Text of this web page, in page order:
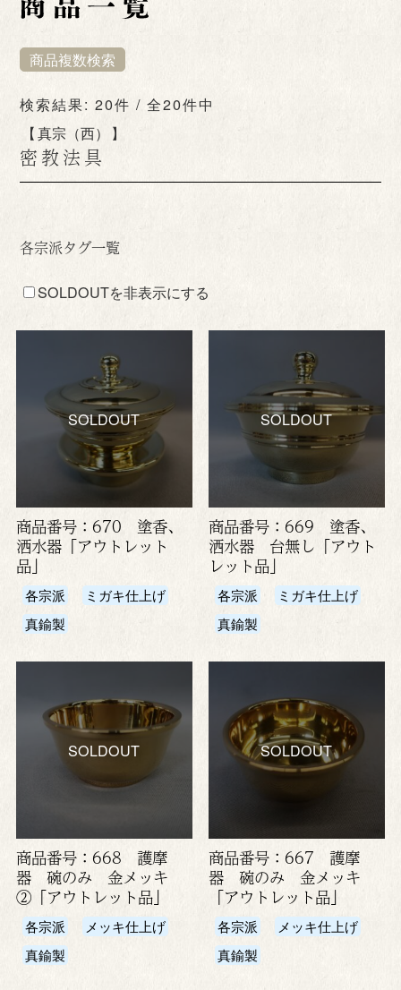
商品複数検索
密教法具
真宗（西）
検索結果: 20件 / 全20件中
各宗派タグ一覧
SOLDOUTを非表示にする
SOLDOUT
商品番号：670 塗香、
洒水器「アウトレット
品」
各宗派
ミガキ仕上げ
真鍮製
SOLDOUT
商品番号：669 塗香、
洒水器 台無し「アウト
レット品」
各宗派
ミガキ仕上げ
真鍮製
SOLDOUT
商品番号：668 護摩
器 碗のみ 金メッキ
②「アウトレット品」
各宗派
メッキ仕上げ
真鍮製
SOLDOUT
商品番号：667 護摩
器 碗のみ 金メッキ
「アウトレット品」
各宗派
メッキ仕上げ
真鍮製